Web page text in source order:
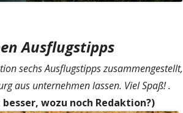
Ausflugstipps
sechs Ausflugstipps zusammengestellt,
aus unternehmen lassen. Viel Spaß! .
besser, wozu noch Redaktion?)